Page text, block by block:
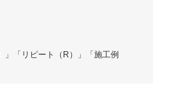
「リピート（R）」「施工例